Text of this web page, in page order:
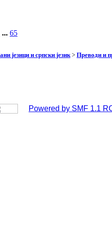
... 65
језици и српски језик> Преводи и
Powered by SMF 1.1